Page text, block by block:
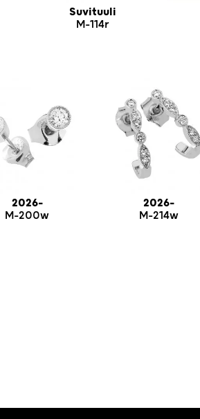
Suvituuli
M-114r
2026-
M-200w
2026-
M-214w